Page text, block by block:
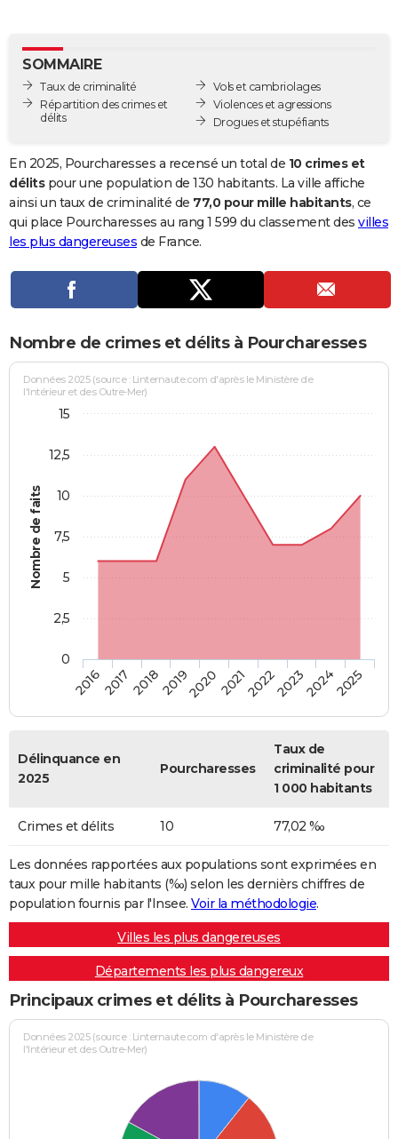
GUIDES D'ACHAT
BONS PLANS
Carte de Noël
Carte Bonne année
Carte Saint-Valentin
Carte Pâques
Carte d'anniversaire
DICTIONNAIRE
Dictionnaire
Biographies
Citations
Expressions
Proverbes
PROGRAMME TV
COPAINS D'AVANT
S'inscrire
Se connecter
Lycées
Collèges
Primaires
Universités
Entreprises
Service militaire
Avis de recherche
AVIS DE DÉCÈS
FORUM
Bricolage
Lifestyle
Culture
Sport
Auto
Television
Voyage
Cinema
SOMMAIRE
Taux de criminalité
Répartition des crimes et
délits
Vols et cambriolages
Violences et agressions
Drogues et stupéfiants
En 2025, Pourcharesses a recensé un total de 10 crimes et
délitspour une population de 130 habitants. La ville affiche
ainsi un taux de criminalité de 77,0 pour mille habitants, ce
qui place Pourcharesses au rang 1 599 du classement des villes
les plus dangereuses de France.
Nombre de crimes et délits à Pourcharesses
Nombre de faits
Données 2025 (source : Linternaute.com d'après le Ministère de
l'Intérieur et des Outre-Mer)
2016201720182019202020212022202320242025
0
2,5
5
7,5
10
12,5
15
Délinquance en
2025
Pourcharesses
Taux de
criminalité pour
1 000 habitants
Crimes et délits 10 77,02 ‰
Les données rapportées aux populations sont exprimées en
taux pour mille habitants (‰) selon les dernièrs chiffres de
population fournis par l'Insee. Voir la méthodologie.
Villes les plus dangereuses
Départements les plus dangereux
Principaux crimes et délits à Pourcharesses
Données 2025 (source : Linternaute.com d'après le Ministère de
l'Intérieur et des Outre-Mer)